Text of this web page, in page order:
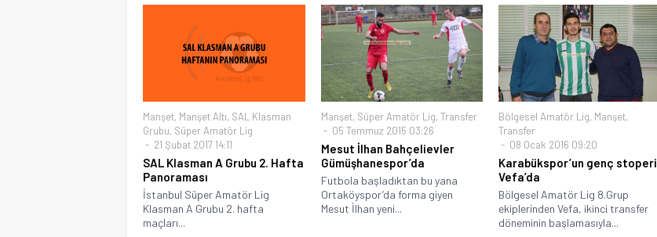
Manşet, Manşet Altı, SAL Klasman
Grubu, Süper Amatör Lig
21 Şubat 2017 14:11
SAL Klasman A Grubu 2. Hafta
Panoraması
İstanbul Süper Amatör Lig
Klasman A Grubu 2. hafta
maçları...
Manşet, Süper Amatör Lig, Transfer
05 Temmuz 2015 03:26
Mesut İlhan Bahçelievler
Gümüşhanespor’da
Futbola başladıktan bu yana
Ortaköyspor’da forma giyen
Mesut İlhan yeni...
Bölgesel Amatör Lig, Manşet,
Transfer
08 Ocak 2016 09:20
Karabükspor’un genç stoperi
Vefa’da
Bölgesel Amatör Lig 8.Grup
ekiplerinden Vefa, ikinci transfer
döneminin başlamasıyla...